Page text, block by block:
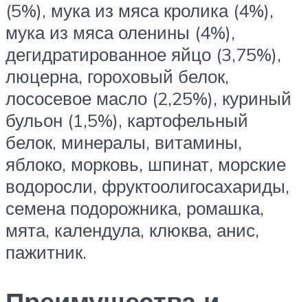
(5%), мука из мяса кролика (4%),
мука из мяса оленины (4%),
дегидратированное яйцо (3,75%),
люцерна, гороховый белок,
лососевое масло (2,25%), куриный
бульон (1,5%), картофельный
белок, минералы, витамины,
яблоко, морковь, шпинат, морские
водоросли, фруктоолигосахариды,
семена подорожника, ромашка,
мята, календула, клюква, анис,
пажитник.